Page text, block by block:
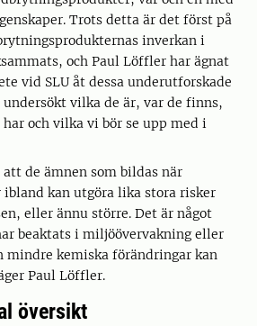
Trots detta är det först på
inverkan i
och Paul Löffler har ägnat
vid SLU åt dessa underutforskade
undersökt vilka de är, var de finns,
och vilka vi bör se upp med i
de ämnen som bildas när
kan utgöra lika stora risker
eller ännu större. Det är något
beaktats i miljöövervakning eller
mindre kemiska förändringar kan
Paul Löffler.
översikt